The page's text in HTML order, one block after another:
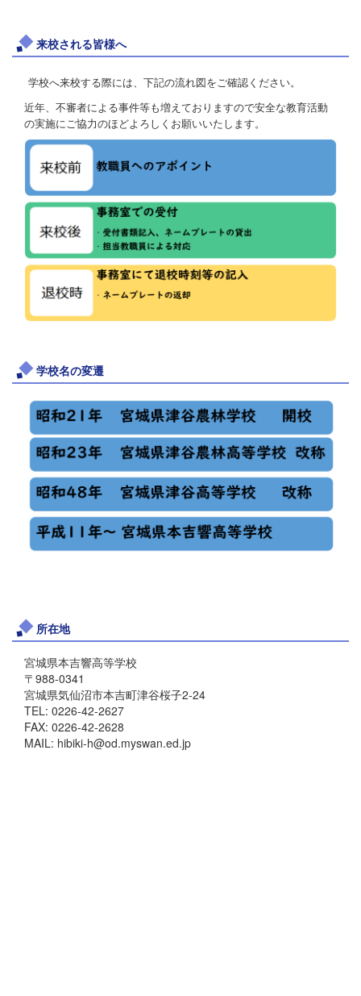
来校される皆様へ
学校へ来校する際には、下記の流れ図をご確認ください。
近年、不審者による事件等も増えておりますので安全な教育活動
の実施にご協力のほどよろしくお願いいたします。
学校名の変遷
所在地
宮城県本吉響高等学校
〒988-0341
宮城県気仙沼市本吉町津谷桜子2-24
TEL: 0226-42-2627
FAX: 0226-42-2628
MAIL: hibiki-h@od.myswan.ed.jp